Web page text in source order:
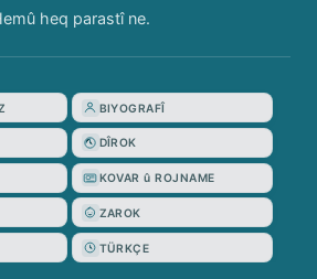
heq parastî ne.
BIYOGRAFÎ
DÎROK
KOVAR û ROJNAME
ZAROK
TÜRKÇE